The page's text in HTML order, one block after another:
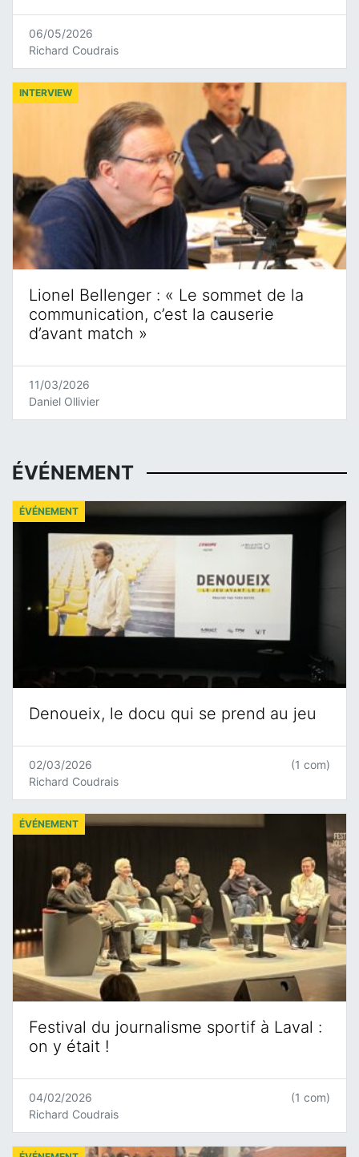
06/05/2026
Richard Coudrais
Lionel Bellenger : « Le sommet de la
communication, c’est la causerie
d’avant match »
INTERVIEW
11/03/2026
Daniel Ollivier
ÉVÉNEMENT
Denoueix, le docu qui se prend au jeu
ÉVÉNEMENT
02/03/2026
Richard Coudrais
(1 com)
Festival du journalisme sportif à Laval :
on y était !
ÉVÉNEMENT
04/02/2026
Richard Coudrais
(1 com)